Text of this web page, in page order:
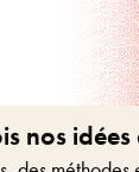
nos idées